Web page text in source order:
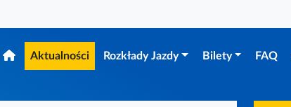
Aktualności Rozkłady Jazdy Bilety FAQ